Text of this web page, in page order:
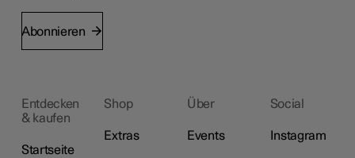
Abonnieren
Entdecken
& kaufen
Startseite
Shop
Extras
Über
Events
Social
Instagram